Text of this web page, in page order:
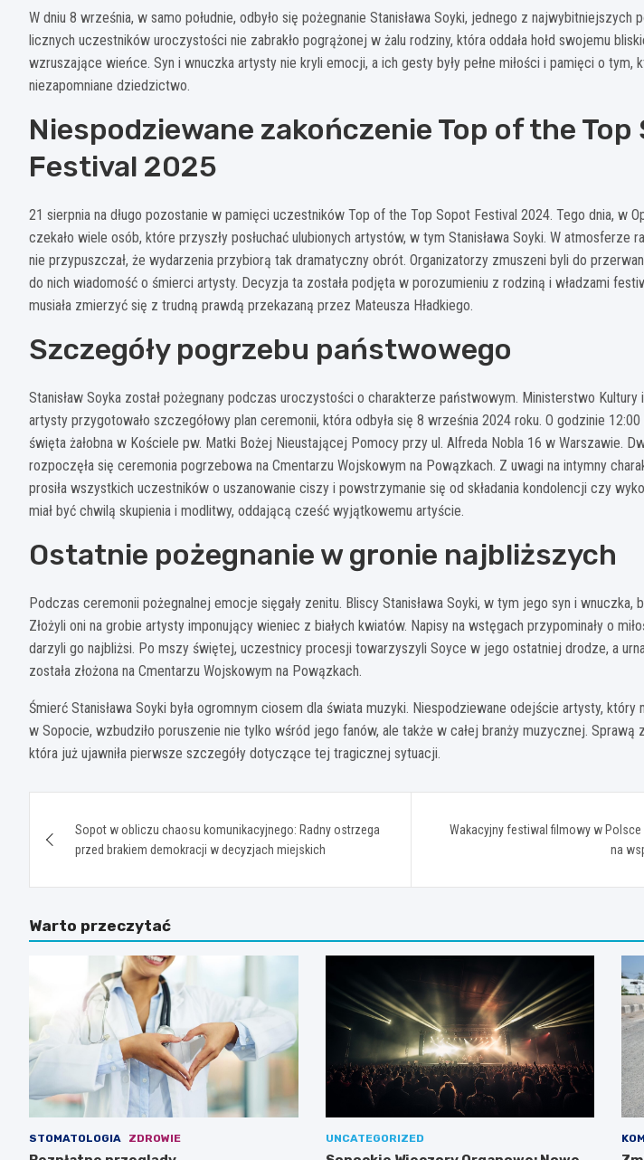
W dniu 8 września, w samo południe, odbyło się pożegnanie Stanisława Soyki, jednego z najwybitniejszych
licznych uczestników uroczystości nie zabrakło pogrążonej w żalu rodziny, która oddała hołd swojemu
wzruszające wieńce. Syn i wnuczka artysty nie kryli emocji, a ich gesty były pełne miłości i pamięci o tym,
niezapomniane dziedzictwo.
Niespodziewane zakończenie Top of the Top
Festival 2025
21 sierpnia na długo pozostanie w pamięci uczestników Top of the Top Sopot Festival 2024. Tego dnia, w
czekało wiele osób, które przyszły posłuchać ulubionych artystów, w tym Stanisława Soyki. W atmosferze
nie przypuszczał, że wydarzenia przybiorą tak dramatyczny obrót. Organizatorzy zmuszeni byli do
do nich wiadomość o śmierci artysty. Decyzja ta została podjęta w porozumieniu z rodziną i władzami
musiała zmierzyć się z trudną prawdą przekazaną przez Mateusza Hładkiego.
Szczegóły pogrzebu państwowego
Stanisław Soyka został pożegnany podczas uroczystości o charakterze państwowym. Ministerstwo
artysty przygotowało szczegółowy plan ceremonii, która odbyła się 8 września 2024 roku. O godzinie
święta żałobna w Kościele pw. Matki Bożej Nieustającej Pomocy przy ul. Alfreda Nobla 16 w Warszawie.
rozpoczęła się ceremonia pogrzebowa na Cmentarzu Wojskowym na Powązkach. Z uwagi na intymny
prosiła wszystkich uczestników o uszanowanie ciszy i powstrzymanie się od składania kondolencji czy
miał być chwilą skupienia i modlitwy, oddającą cześć wyjątkowemu artyście.
Ostatnie pożegnanie w gronie najbliższych
Podczas ceremonii pożegnalnej emocje sięgały zenitu. Bliscy Stanisława Soyki, w tym jego syn i wnuczka,
Złożyli oni na grobie artysty imponujący wieniec z białych kwiatów. Napisy na wstęgach przypominały o
darzyli go najbliżsi. Po mszy świętej, uczestnicy procesji towarzyszyli Soyce w jego ostatniej drodze, a
została złożona na Cmentarzu Wojskowym na Powązkach.
Śmierć Stanisława Soyki była ogromnym ciosem dla świata muzyki. Niespodziewane odejście artysty, który
w Sopocie, wzbudziło poruszenie nie tylko wśród jego fanów, ale także w całej branży muzycznej. Sprawą
która już ujawniła pierwsze szczegóły dotyczące tej tragicznej sytuacji.
wpisu
Sopot w obliczu chaosu komunikacyjnego: Radny ostrzega
przed brakiem demokracji w decyzjach miejskich
Wakacyjny festiwal filmowy w
na
Warto przeczytać
STOMATOLOGIA ZDROWIE UNCATEGORIZED